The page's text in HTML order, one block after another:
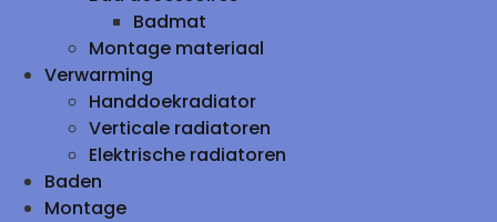
Badmat
Montage materiaal
Verwarming
Handdoekradiator
Verticale radiatoren
Elektrische radiatoren
Baden
Montage